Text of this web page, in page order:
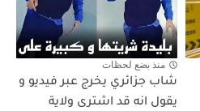
منذ بضع لحظات
شاب جزائري يخرج عبر فيديو و
يقول انه قد اشترى ولاية